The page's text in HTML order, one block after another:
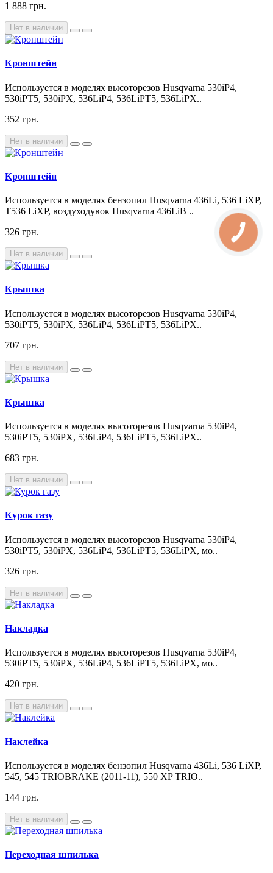
1 888 грн.
Нет в наличии
Кронштейн
Используется в моделях высоторезов Husqvarna 530iP4,
530iPT5, 530iPX, 536LiP4, 536LiPT5, 536LiPX..
352 грн.
Нет в наличии
Кронштейн
Используется в моделях бензопил Husqvarna 436Li, 536 LiXP,
T536 LiXP, воздуходувок Husqvarna 436LiB ..
326 грн.
Нет в наличии
Крышка
Используется в моделях высоторезов Husqvarna 530iP4,
530iPT5, 530iPX, 536LiP4, 536LiPT5, 536LiPX..
707 грн.
Нет в наличии
Крышка
Используется в моделях высоторезов Husqvarna 530iP4,
530iPT5, 530iPX, 536LiP4, 536LiPT5, 536LiPX..
683 грн.
Нет в наличии
Курок газу
Используется в моделях высоторезов Husqvarna 530iP4,
530iPT5, 530iPX, 536LiP4, 536LiPT5, 536LiPX, мо..
326 грн.
Нет в наличии
Накладка
Используется в моделях высоторезов Husqvarna 530iP4,
530iPT5, 530iPX, 536LiP4, 536LiPT5, 536LiPX, мо..
420 грн.
Нет в наличии
Наклейка
Используется в моделях бензопил Husqvarna 436Li, 536 LiXP,
545, 545 TRIOBRAKE (2011-11), 550 XP TRIO..
144 грн.
Нет в наличии
Переходная шпилька